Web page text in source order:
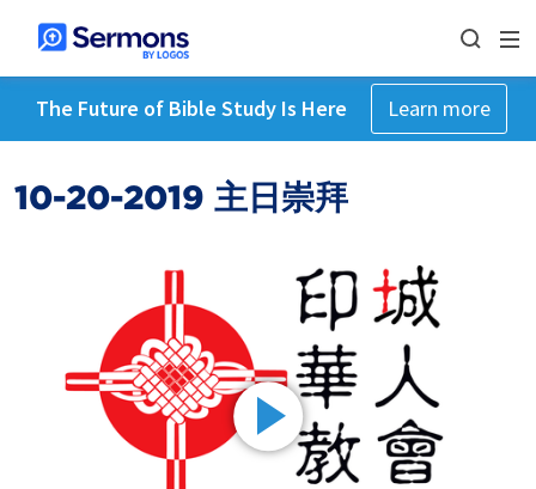
The Future of Bible Study Is Here Learn more
10-20-2019 主日崇拜